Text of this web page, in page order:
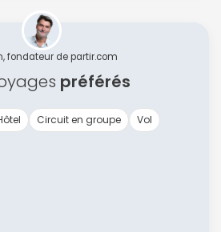
fondateur de partir.com
préférés
Circuit en groupe Vol